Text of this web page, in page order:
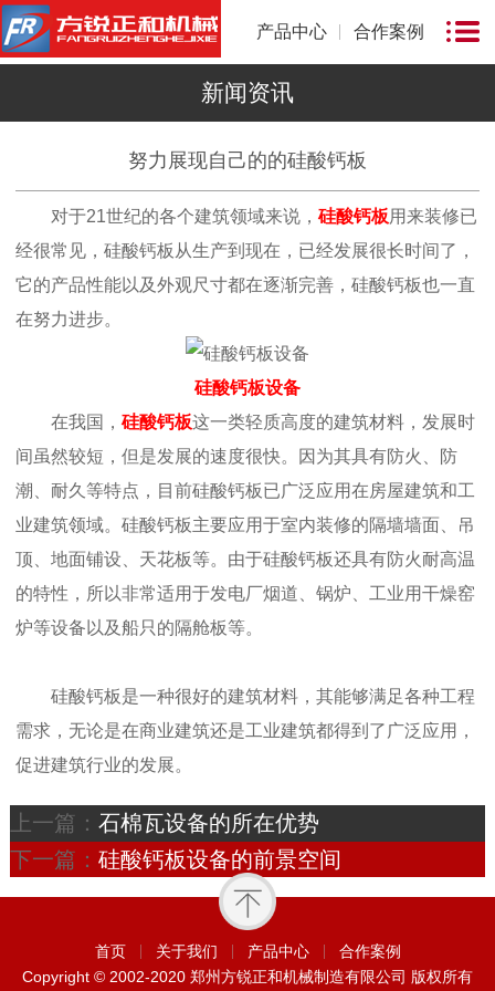
产品中心 合作案例
新闻资讯
努力展现自己的的硅酸钙板
对于21世纪的各个建筑领域来说， 硅酸钙板用来装修已
经很常见，硅酸钙板从生产到现在，已经发展很长时间了，
它的产品性能以及外观尺寸都在逐渐完善，硅酸钙板也一直
在努力进步。
硅酸钙板设备
在我国， 硅酸钙板这一类轻质高度的建筑材料，发展时
间虽然较短，但是发展的速度很快。因为其具有防火、防
潮、耐久等特点，目前硅酸钙板已广泛应用在房屋建筑和工
业建筑领域。硅酸钙板主要应用于室内装修的隔墙墙面、吊
顶、地面铺设、天花板等。由于硅酸钙板还具有防火耐高温
的特性，所以非常适用于发电厂烟道、锅炉、工业用干燥窑
炉等设备以及船只的隔舱板等。
硅酸钙板是一种很好的建筑材料，其能够满足各种工程
需求，无论是在商业建筑还是工业建筑都得到了广泛应用，
促进建筑行业的发展。
上一篇： 石棉瓦设备的所在优势
下一篇： 硅酸钙板设备的前景空间
首页 关于我们 产品中心
合作案例
Copyright © 2002-2020 郑州方锐正和机械制造有限公司 版权所有